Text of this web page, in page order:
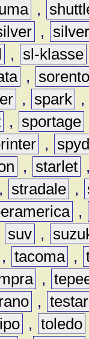
,
,
, sl-klasse
,
, spark ,
, sportage
,
, starlet
, stradale ,
,
suv ,
, tacoma ,
,
,
, toledo